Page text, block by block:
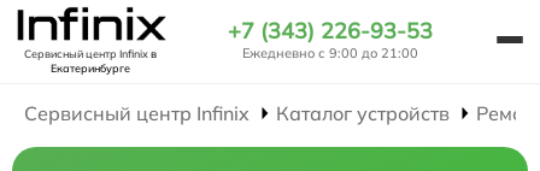
Сервисный центр Infinixв
Екатеринбурге
+7 (343) 226-93-53
Ежедневно с 9:00 до 21:00
Сервисный центр Infinix Каталог устройств